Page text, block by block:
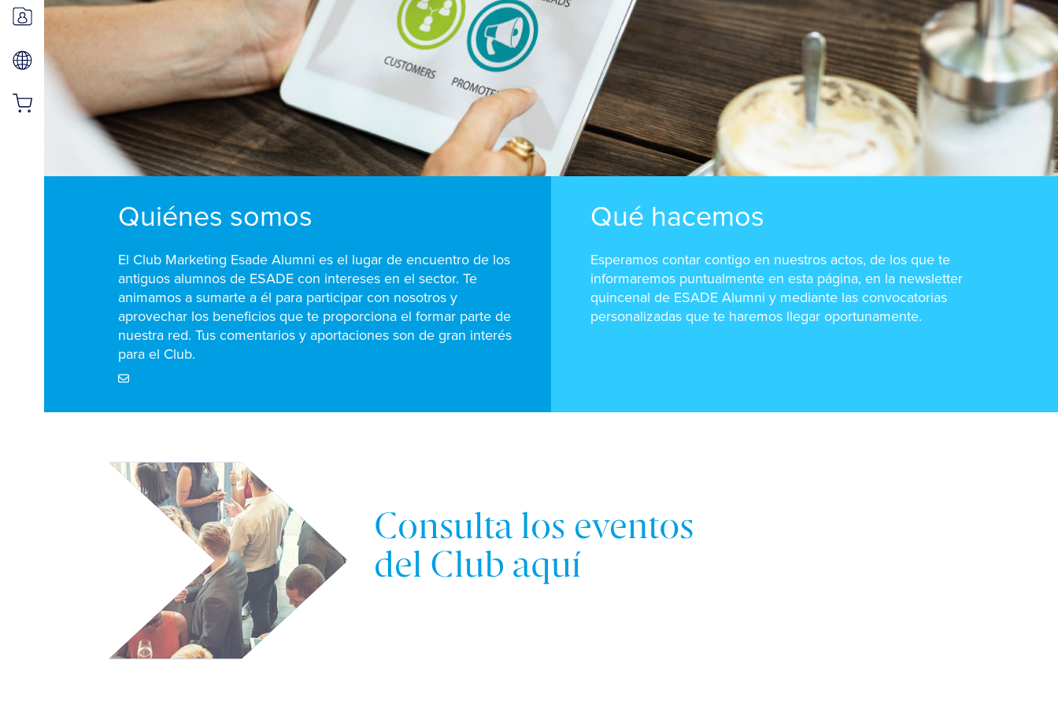
Quiénes somos
El Club Marketing Esade Alumni es el lugar de encuentro de los
antiguos alumnos de ESADE con intereses en el sector. Te
animamos a sumarte a él para participar con nosotros y
aprovechar los beneficios que te proporciona el formar parte de
nuestra red. Tus comentarios y aportaciones son de gran interés
para el Club.
Qué hacemos
Esperamos contar contigo en nuestros actos, de los que te
informaremos puntualmente en esta página, en la newsletter
quincenal de ESADE Alumni y mediante las convocatorias
personalizadas que te haremos llegar oportunamente.